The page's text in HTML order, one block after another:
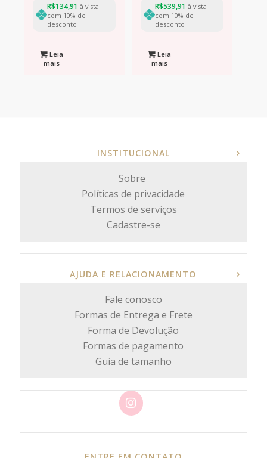
R$134,91 à vista
com 10% de
desconto
Leia
mais
R$539,91 à vista
com 10% de
desconto
Leia
mais
INSTITUCIONAL
Sobre
Políticas de privacidade
Termos de serviços
Cadastre-se
AJUDA E RELACIONAMENTO
Fale conosco
Formas de Entrega e Frete
Forma de Devolução
Formas de pagamento
Guia de tamanho